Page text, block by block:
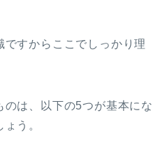
すからここでしっかり理
は、以下の5つが基本にな
う。